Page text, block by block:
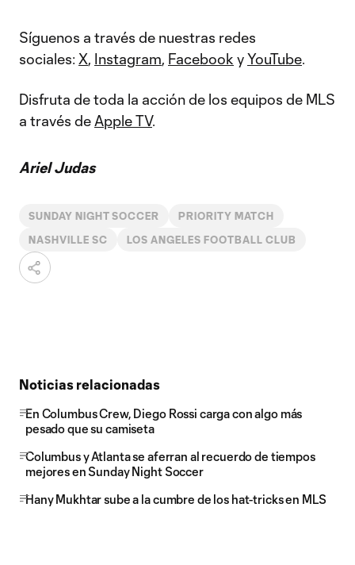
Síguenos a través de nuestras redes
sociales: X, Instagram, Facebook yYouTube.
Disfruta de toda la acción de los equipos de MLS
a través de Apple TV.
Ariel Judas
SUNDAY NIGHT SOCCER PRIORITY MATCH
NASHVILLE SC LOS ANGELES FOOTBALL CLUB
Noticias relacionadas
En Columbus Crew, Diego Rossi carga con algo más
pesado que su camiseta
Columbus y Atlanta se aferran al recuerdo de tiempos
mejores en Sunday Night Soccer
Hany Mukhtar sube a la cumbre de los hat-tricks en MLS